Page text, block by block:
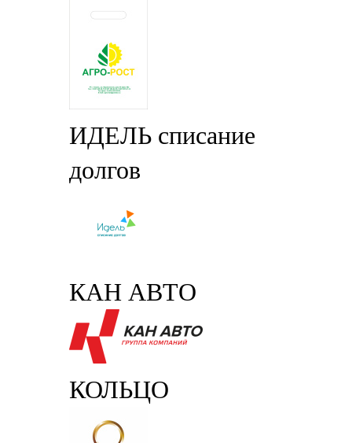
ИДЕЛЬ списание
долгов
КАН АВТО
КОЛЬЦО